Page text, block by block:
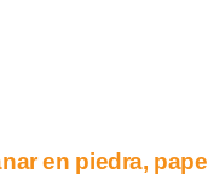
en piedra, papel